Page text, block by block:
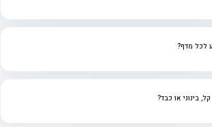
לכל מדף?
בינוני או כבד?